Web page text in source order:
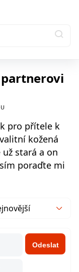
partnerovi
pro přítele k
kožená
stará a on
poraďte mi
Odeslat